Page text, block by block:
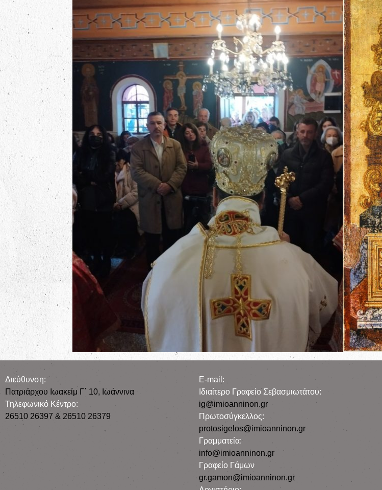
Διεύθυνση:
Πατριάρχου Ιωακείμ Γ΄ 10, Iωάννινα
Τηλεφωνικό Κέντρο:
26510 26397 & 26510 26379
E-mail:
Iδιαίτερο Γραφείο Σεβασμιωτάτου:
ig@imioanninon.gr
Πρωτοσύγκελλος:
protosigelos@imioanninon.gr
Γραμματεία:
info@imioanninon.gr
Γραφείο Γάμων
gr.gamon@imioanninon.gr